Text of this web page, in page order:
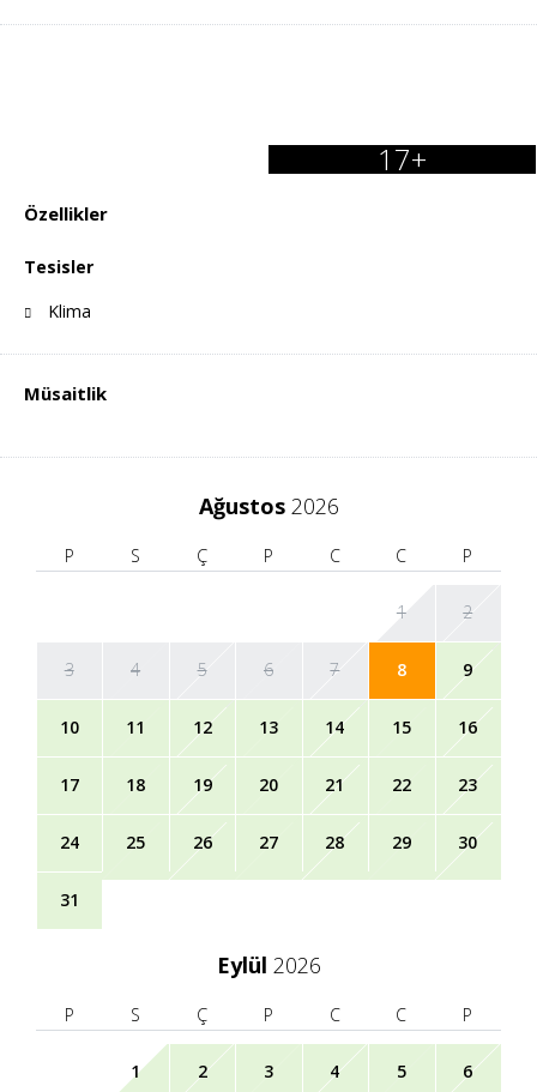
17+
Özellikler
Tesisler
Klima
Müsaitlik
Ağustos 2026
P S Ç P C C P
1 2
3 4 5 6 7 8 9
10 11 12 13 14 15 16
17 18 19 20 21 22 23
24 25 26 27 28 29 30
31
Eylül 2026
P S Ç P C C P
1 2 3 4 5 6